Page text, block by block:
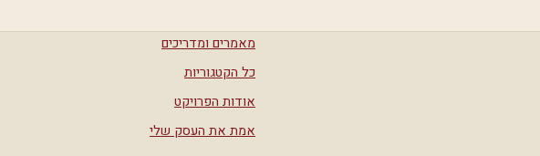
מאמרים ומדריכים
כל הקטגוריות
אודות הפרויקט
אמת את העסק שלי